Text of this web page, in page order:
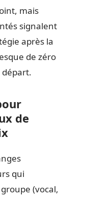
mais
signalent
après la
de zéro
départ.
de
qui
(vocal,